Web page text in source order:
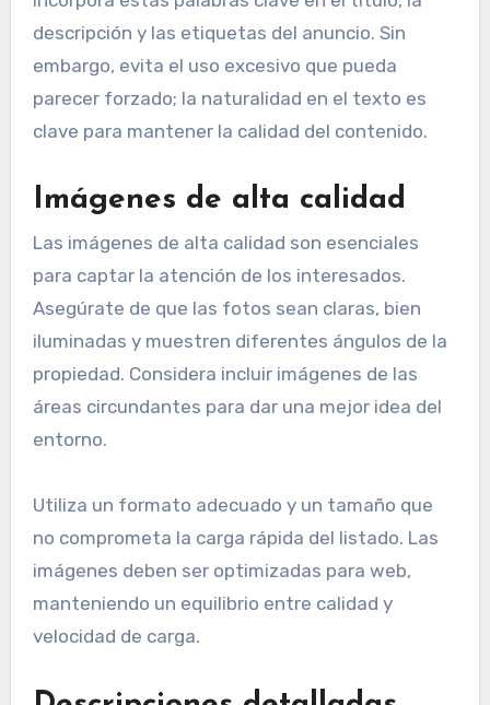
descripción y las etiquetas del anuncio. Sin
embargo, evita el uso excesivo que pueda
parecer forzado; la naturalidad en el texto es
clave para mantener la calidad del contenido.
Imágenes de alta calidad
Las imágenes de alta calidad son esenciales
para captar la atención de los interesados.
Asegúrate de que las fotos sean claras, bien
iluminadas y muestren diferentes ángulos de la
propiedad. Considera incluir imágenes de las
áreas circundantes para dar una mejor idea del
entorno.
Utiliza un formato adecuado y un tamaño que
no comprometa la carga rápida del listado. Las
imágenes deben ser optimizadas para web,
manteniendo un equilibrio entre calidad y
velocidad de carga.